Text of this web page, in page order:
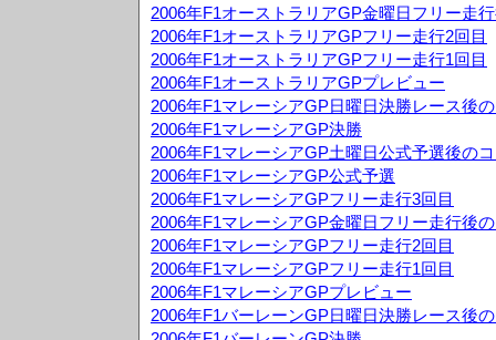
2006年F1オーストラリアGP金曜日フリー走
2006年F1オーストラリアGPフリー走行2回目
2006年F1オーストラリアGPフリー走行1回目
2006年F1オーストラリアGPプレビュー
2006年F1マレーシアGP日曜日決勝レース後
2006年F1マレーシアGP決勝
2006年F1マレーシアGP土曜日公式予選後の
2006年F1マレーシアGP公式予選
2006年F1マレーシアGPフリー走行3回目
2006年F1マレーシアGP金曜日フリー走行後
2006年F1マレーシアGPフリー走行2回目
2006年F1マレーシアGPフリー走行1回目
2006年F1マレーシアGPプレビュー
2006年F1バーレーンGP日曜日決勝レース後